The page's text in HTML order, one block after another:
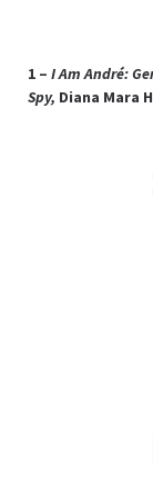
1 – I Am André:
Spy, Diana Mara